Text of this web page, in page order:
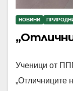
НОВИНИ
Ученици от
„Отличниците